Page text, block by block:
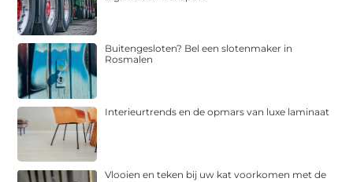
Buitengesloten? Bel een slotenmaker in
Rosmalen
Interieurtrends en de opmars van luxe laminaat
Vlooien en teken bij uw kat voorkomen met de